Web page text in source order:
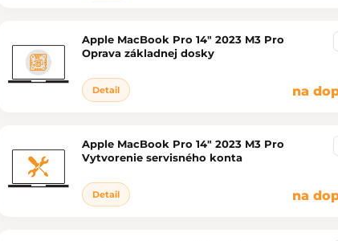
Apple MacBook Pro 14" 2023 M3 Pro
Oprava základnej dosky
Detail na
Apple MacBook Pro 14" 2023 M3 Pro
Vytvorenie servisného konta
Detail na